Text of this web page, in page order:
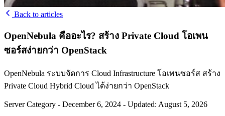
Back to articles
OpenNebula คืออะไร? สร้าง Private Cloud โอเพน
ซอร์สง่ายกว่า OpenStack
OpenNebula ระบบจัดการ Cloud Infrastructure โอเพนซอร์ส สร้าง
Private Cloud Hybrid Cloud ได้ง่ายกว่า OpenStack
Server Category - December 6, 2024 - Updated: August 5, 2026